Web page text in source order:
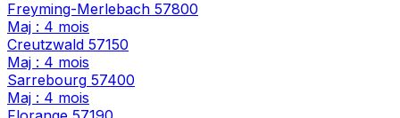
Freyming-Merlebach 57800
Maj : 4 mois
Creutzwald 57150
Maj : 4 mois
Sarrebourg 57400
Maj : 4 mois